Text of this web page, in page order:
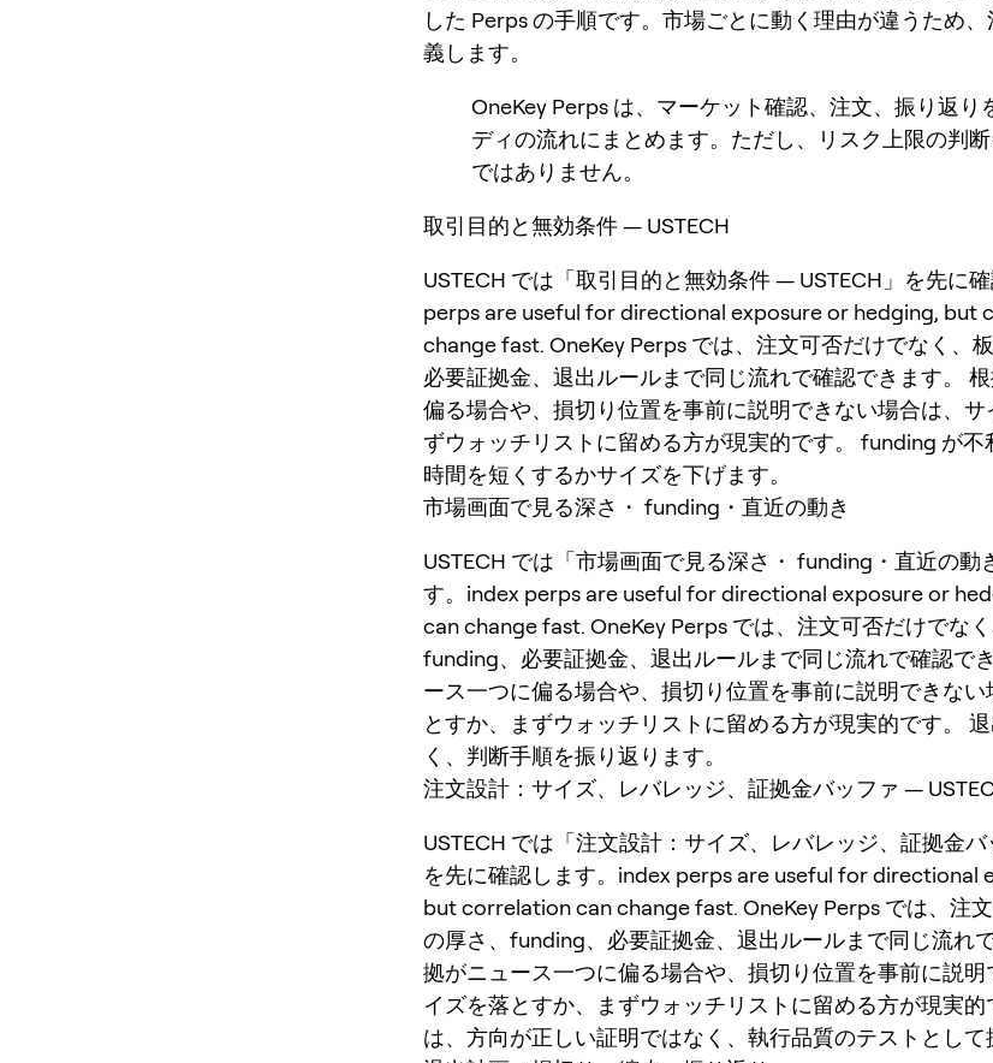
した Perps の手順です。市場ごとに動く理由が違うため
義します。
OneKey Perps は、マーケット確認、注文、振り返り
ディの流れにまとめます。ただし、リスク上限の判
ではありません。
取引目的と無効条件 — USTECH
USTECH では「取引目的と無効条件 — USTECH」を先に
perps are useful for directional exposure or hedging, but
change fast. OneKey Perps では、注文可否だけでなく、
必要証拠金、退出ルールまで同じ流れで確認できます。
偏る場合や、損切り位置を事前に説明できない場合は、サ
ずウォッチリストに留める方が現実的です。 funding が不
時間を短くするかサイズを下げます。
市場画面で見る深さ・ funding・直近の動き
USTECH では「市場画面で見る深さ・ funding・直近の動
す。index perps are useful for directional exposure or
can change fast. OneKey Perps では、注文可否だけでなく
funding、必要証拠金、退出ルールまで同じ流れで確認で
ース一つに偏る場合や、損切り位置を事前に説明できな
とすか、まずウォッチリストに留める方が現実的です。
く、判断手順を振り返ります。
注文設計：サイズ、レバレッジ、証拠金バッファ —
USTECH では「注文設計：サイズ、レバレッジ、証拠金バ
を先に確認します。index perps are useful for directional
but correlation can change fast. OneKey Perps では、注
の厚さ、funding、必要証拠金、退出ルールまで同じ流れ
拠がニュース一つに偏る場合や、損切り位置を事前に説
イズを落とすか、まずウォッチリストに留める方が現実的
は、方向が正しい証明ではなく、執行品質のテストとして